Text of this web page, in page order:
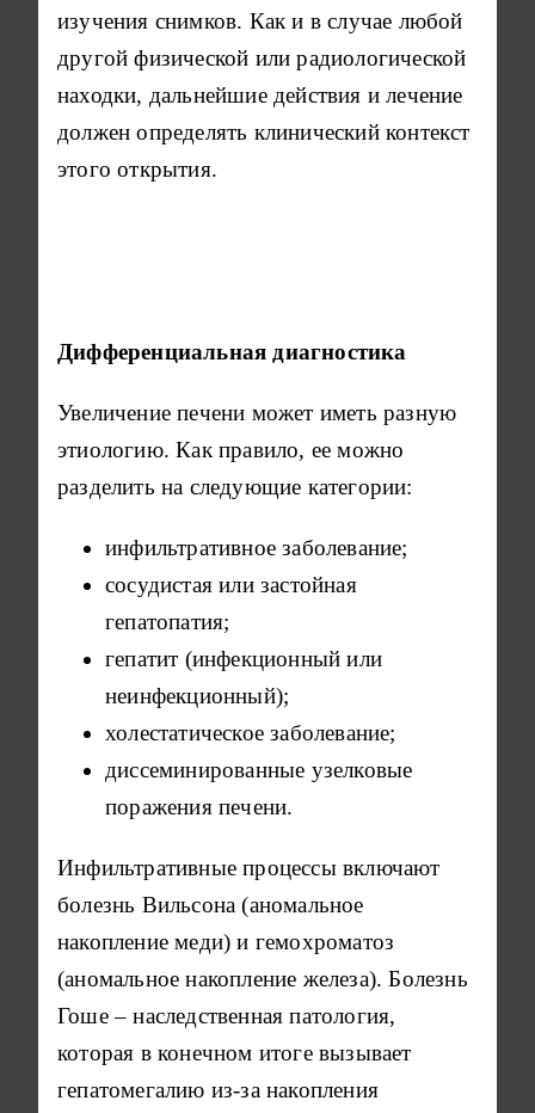
изучения снимков. Как и в случае любой
другой физической или радиологической
находки, дальнейшие действия и лечение
должен определять клинический контекст
этого открытия.
Дифференциальная диагностика
Увеличение печени может иметь разную
этиологию. Как правило, ее можно
разделить на следующие категории:
инфильтративное заболевание;
сосудистая или застойная
гепатопатия;
гепатит (инфекционный или
неинфекционный);
холестатическое заболевание;
диссеминированные узелковые
поражения печени.
Инфильтративные процессы включают
болезнь Вильсона (аномальное
накопление меди) и гемохроматоз
(аномальное накопление железа). Болезнь
Гоше – наследственная патология,
которая в конечном итоге вызывает
гепатомегалию из-за накопления